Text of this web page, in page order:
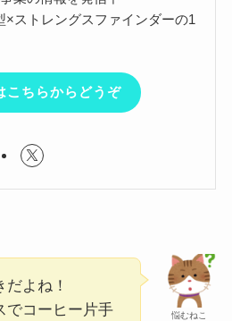
×ストレングスファインダーの1
ちらからどうぞ
悩むねこ
よね！
でコーヒー片手